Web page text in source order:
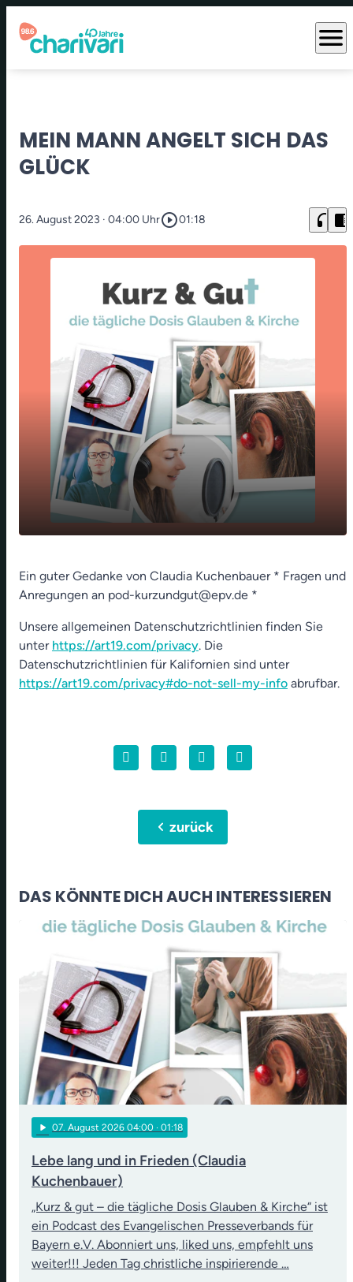
menu
MEIN MANN ANGELT SICH DAS
GLÜCK
26. August 2023 · 04:00 Uhrplay_circle_outline01:18 headphones chrome_reader_mode
play_arrow
00:00
Ein guter Gedanke von Claudia Kuchenbauer * Fragen und
Anregungen an pod-kurzundgut@epv.de *
Unsere allgemeinen Datenschutzrichtlinien finden Sie
unter https://art19.com/privacy. Die
Datenschutzrichtlinien für Kalifornien sind unter
https://art19.com/privacy#do-not-sell-my-info abrufbar.
chevron_leftzurück
DAS KÖNNTE DICH AUCH INTERESSIEREN
play_arrow 07. August 2026 04:00 · 01:18
Lebe lang und in Frieden (Claudia
Kuchenbauer)
„Kurz & gut – die tägliche Dosis Glauben & Kirche“ ist
ein Podcast des Evangelischen Presseverbands für
Bayern e.V. Abonniert uns, liked uns, empfehlt uns
weiter!!! Jeden Tag christliche inspirierende …